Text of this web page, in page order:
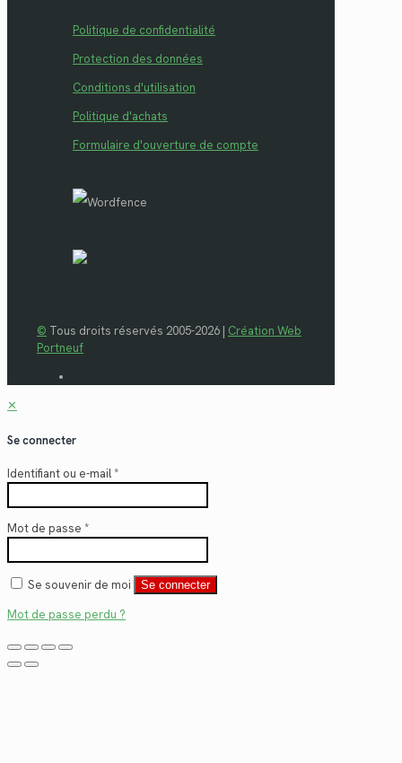
Politique de confidentialité
Protection des données
Conditions d'utilisation
Politique d'achats
Formulaire d'ouverture de compte
© Tous droits réservés 2005-2026 | Création Web
Portneuf
✕
Se connecter
Identifiant ou e-mail*
Mot de passe *
Se souvenir de moi Se connecter
Mot de passe perdu ?